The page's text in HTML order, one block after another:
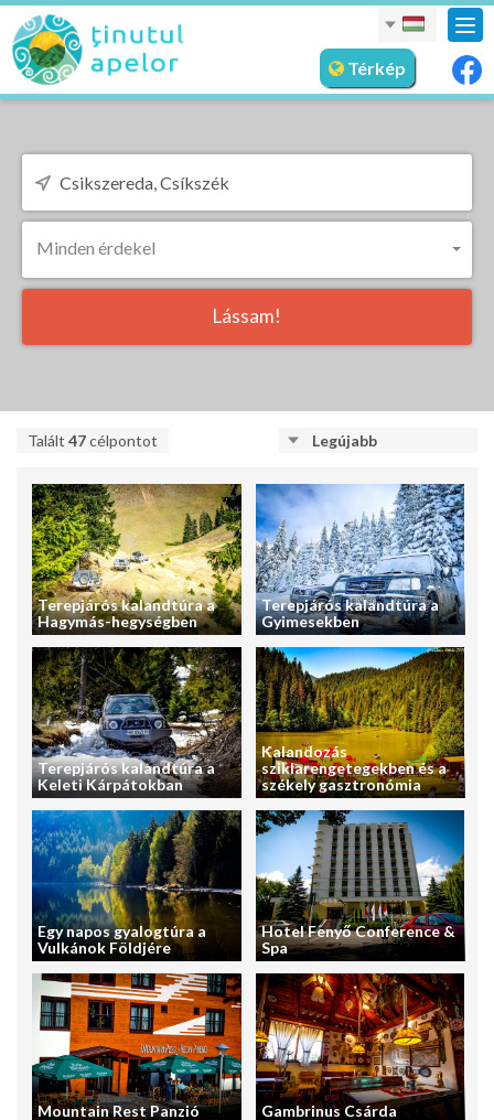
Térkép
Minden érdekel
Lássam!
Talált 47célpontot Legújabb
Terepjárós kalandtúra a
Hagymás-hegységben
Terepjárós kalandtúra a
Gyimesekben
Terepjárós kalandtúra a
Keleti Kárpátokban
Kalandozás
sziklarengetegekben és a
székely gasztronómia
Egy napos gyalogtúra a
Vulkánok Földjére
Hotel Fenyő Conference &
Spa
Mountain Rest Panzió Gambrinus Csárda